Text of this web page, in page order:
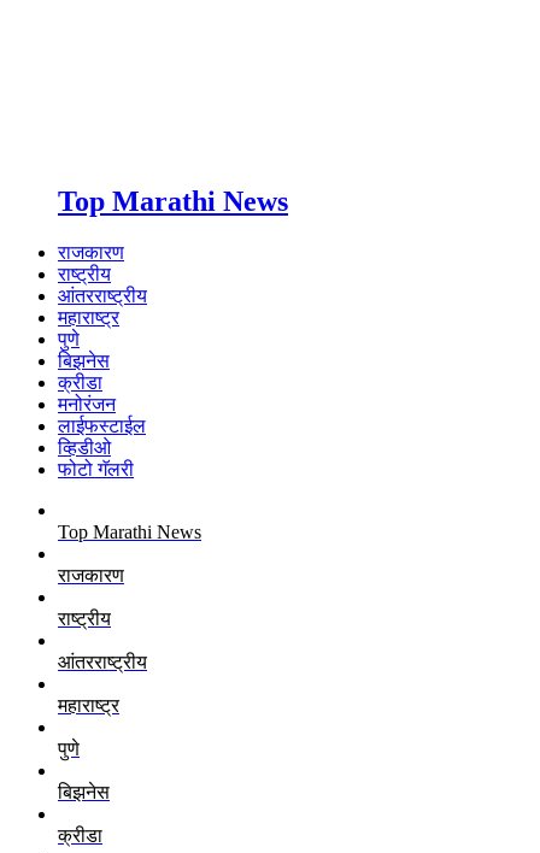
Top Marathi News
राजकारण
राष्ट्रीय
आंतरराष्ट्रीय
महाराष्ट्र
पुणे
बिझनेस
क्रीडा
मनोरंजन
लाईफस्टाईल
व्हिडीओ
फोटो गॅलरी
Top Marathi News
राजकारण
राष्ट्रीय
आंतरराष्ट्रीय
महाराष्ट्र
पुणे
बिझनेस
क्रीडा